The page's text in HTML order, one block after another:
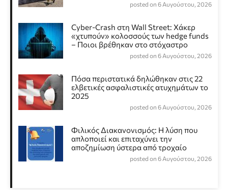
posted on 6 Αυγούστου, 2026
Cyber-Crash στη Wall Street: Χάκερ
«χτυπούν» κολοσσούς των hedge funds
– Ποιοι βρέθηκαν στο στόχαστρο
posted on 6 Αυγούστου, 2026
Πόσα περιστατικά δηλώθηκαν στις 22
ελβετικές ασφαλιστικές ατυχημάτων το
2025
posted on 6 Αυγούστου, 2026
Φιλικός Διακανονισμός: Η λύση που
απλοποιεί και επιταχύνει την
αποζημίωση ύστερα από τροχαίο
posted on 6 Αυγούστου, 2026